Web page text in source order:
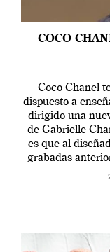
COCO
Coco Chanel
dispuesto a
dirigido una
de Gabrielle
es que al
grabadas